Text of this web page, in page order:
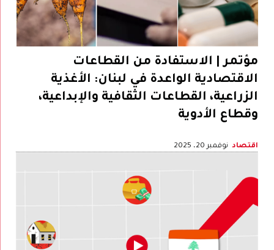
مؤتمر | الاستفادة من القطاعات
الاقتصادية الواعدة في لبنان: الأغذية
الزراعية، القطاعات الثقافية والإبداعية،
وقطاع الأدوية
اقتصاد نوفمبر 20، 2025